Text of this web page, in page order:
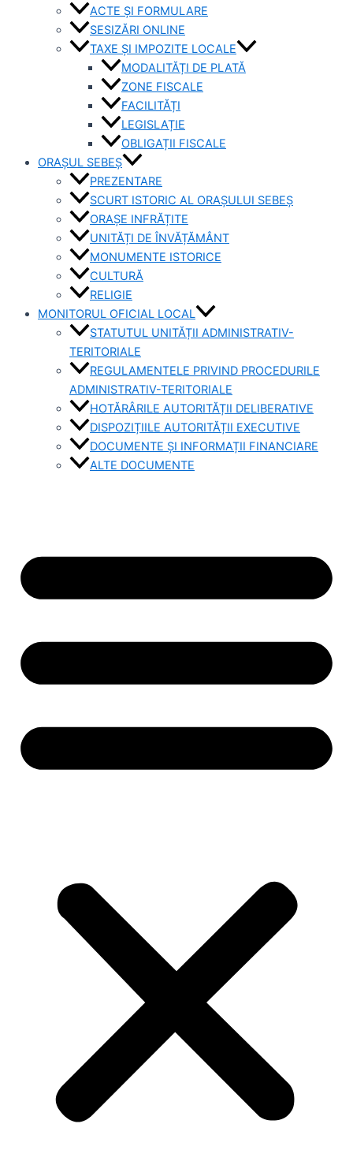
ACTE ȘI FORMULARE
SESIZĂRI ONLINE
TAXE ȘI IMPOZITE LOCALE
MODALITĂȚI DE PLATĂ
ZONE FISCALE
FACILITĂȚI
LEGISLAȚIE
OBLIGAȚII FISCALE
ORAȘUL SEBEȘ
PREZENTARE
SCURT ISTORIC AL ORAȘULUI SEBEȘ
ORAȘE INFRĂȚITE
UNITĂȚI DE ÎNVĂȚĂMÂNT
MONUMENTE ISTORICE
CULTURĂ
RELIGIE
MONITORUL OFICIAL LOCAL
STATUTUL UNITĂȚII ADMINISTRATIV-
TERITORIALE
REGULAMENTELE PRIVIND PROCEDURILE
ADMINISTRATIV-TERITORIALE
HOTĂRÂRILE AUTORITĂȚII DELIBERATIVE
DISPOZIȚIILE AUTORITĂȚII EXECUTIVE
DOCUMENTE ȘI INFORMAȚII FINANCIARE
ALTE DOCUMENTE